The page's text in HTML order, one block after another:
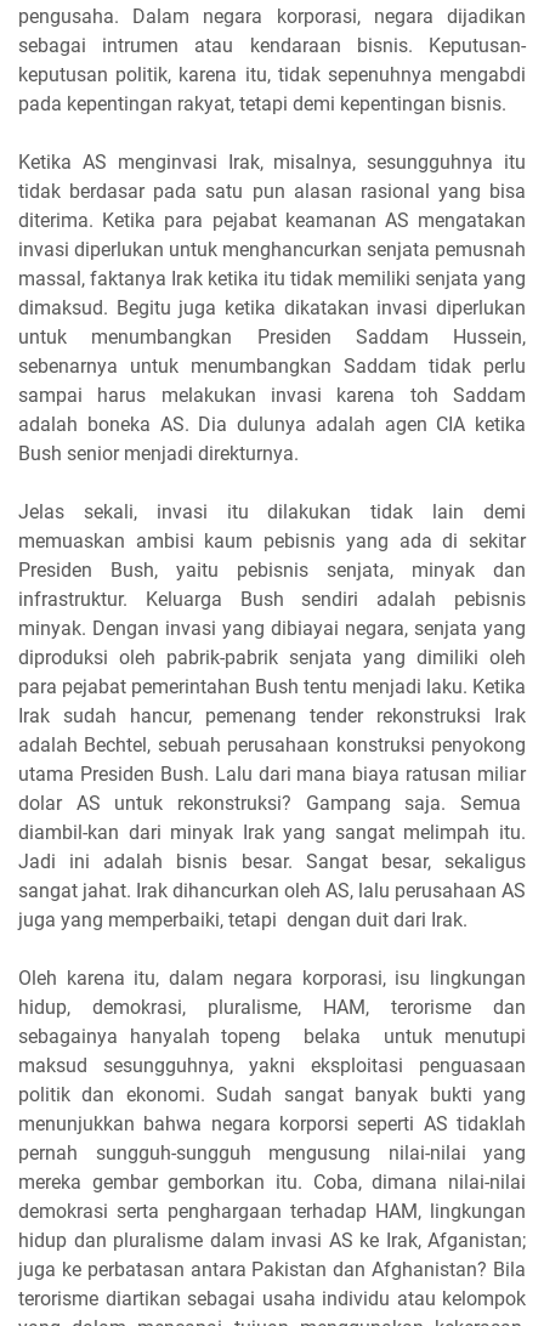
pengusaha. Dalam negara korporasi, negara dijadikan
sebagai intrumen atau kendaraan bisnis. Keputusan-
keputusan politik, karena itu, tidak sepenuhnya mengabdi
pada kepentingan rakyat, tetapi demi kepentingan bisnis.
Ketika AS menginvasi Irak, misalnya, sesungguhnya itu
tidak berdasar pada satu pun alasan rasional yang bisa
diterima. Ketika para pejabat keamanan AS mengatakan
invasi diperlukan untuk menghancurkan senjata pemusnah
massal, faktanya Irak ketika itu tidak memiliki senjata yang
dimaksud. Begitu juga ketika dikatakan invasi diperlukan
untuk menumbangkan Presiden Saddam Hussein,
sebenarnya untuk menumbangkan Saddam tidak perlu
sampai harus melakukan invasi karena toh Saddam
adalah boneka AS. Dia dulunya adalah agen CIA ketika
Bush senior menjadi direkturnya.
Jelas sekali, invasi itu dilakukan tidak lain demi
memuaskan ambisi kaum pebisnis yang ada di sekitar
Presiden Bush, yaitu pebisnis senjata, minyak dan
infrastruktur. Keluarga Bush sendiri adalah pebisnis
minyak. Dengan invasi yang dibiayai negara, senjata yang
diproduksi oleh pabrik-pabrik senjata yang dimiliki oleh
para pejabat pemerintahan Bush tentu menjadi laku. Ketika
Irak sudah hancur, pemenang tender rekonstruksi Irak
adalah Bechtel, sebuah perusahaan konstruksi penyokong
utama Presiden Bush. Lalu dari mana biaya ratusan miliar
dolar AS untuk rekonstruksi? Gampang saja. Semua
diambil-kan dari minyak Irak yang sangat melimpah itu.
Jadi ini adalah bisnis besar. Sangat besar, sekaligus
sangat jahat. Irak dihancurkan oleh AS, lalu perusahaan AS
juga yang memperbaiki, tetapi dengan duit dari Irak.
Oleh karena itu, dalam negara korporasi, isu lingkungan
hidup, demokrasi, pluralisme, HAM, terorisme dan
sebagainya hanyalah topeng belaka untuk menutupi
maksud sesungguhnya, yakni eksploitasi penguasaan
politik dan ekonomi. Sudah sangat banyak bukti yang
menunjukkan bahwa negara korporsi seperti AS tidaklah
pernah sungguh-sungguh mengusung nilai-nilai yang
mereka gembar gemborkan itu. Coba, dimana nilai-nilai
demokrasi serta penghargaan terhadap HAM, lingkungan
hidup dan pluralisme dalam invasi AS ke Irak, Afganistan;
juga ke perbatasan antara Pakistan dan Afghanistan? Bila
terorisme diartikan sebagai usaha individu atau kelompok